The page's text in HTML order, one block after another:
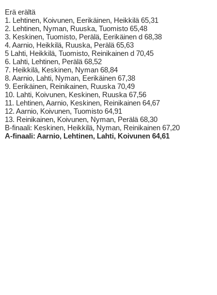
Erä erältä
1. Lehtinen, Koivunen, Eerikäinen, Heikkilä 65,31
2. Lehtinen, Nyman, Ruuska, Tuomisto 65,48
3. Keskinen, Tuomisto, Perälä, Eerikäinen d 68,38
4. Aarnio, Heikkilä, Ruuska, Perälä 65,63
5 Lahti, Heikkilä, Tuomisto, Reinikainen d 70,45
6. Lahti, Lehtinen, Perälä 68,52
7. Heikkilä, Keskinen, Nyman 68,84
8. Aarnio, Lahti, Nyman, Eerikäinen 67,38
9. Eerikäinen, Reinikainen, Ruuska 70,49
10. Lahti, Koivunen, Keskinen, Ruuska 67,56
11. Lehtinen, Aarnio, Keskinen, Reinikainen 64,67
12. Aarnio, Koivunen, Tuomisto 64,91
13. Reinikainen, Koivunen, Nyman, Perälä 68,30
B-finaali: Keskinen, Heikkilä, Nyman, Reinikainen 67,20
A-finaali: Aarnio, Lehtinen, Lahti, Koivunen 64,61